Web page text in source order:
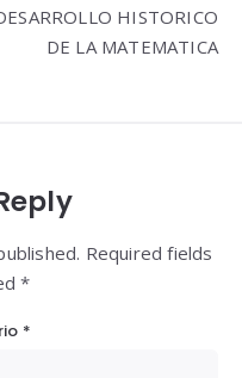
HISTORICO
DE LA MATEMATICA
Required fields
*
*